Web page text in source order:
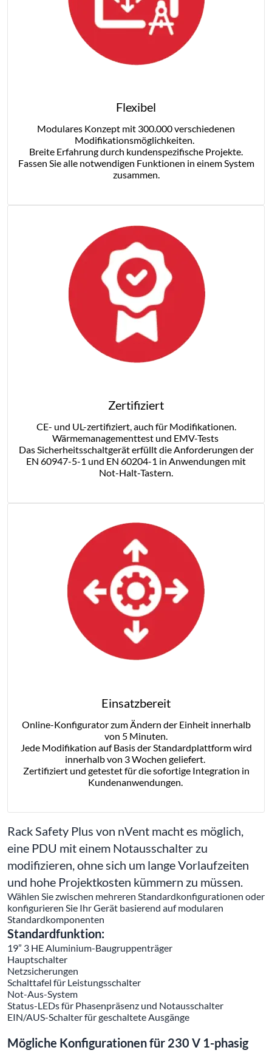
Flexibel
Modulares Konzept mit 300.000 verschiedenen
Modifikationsmöglichkeiten.
Breite Erfahrung durch kundenspezifische Projekte.
Fassen Sie alle notwendigen Funktionen in einem System
zusammen.
Zertifiziert
CE- und UL-zertifiziert, auch für Modifikationen.
Wärmemanagementtest und EMV-Tests
Das Sicherheitsschaltgerät erfüllt die Anforderungen der
EN 60947-5-1 und EN 60204-1 in Anwendungen mit
Not-Halt-Tastern.
Einsatzbereit
Online-Konfigurator zum Ändern der Einheit innerhalb
von 5 Minuten.
Jede Modifikation auf Basis der Standardplattform wird
innerhalb von 3 Wochen geliefert.
Zertifiziert und getestet für die sofortige Integration in
Kundenanwendungen.
Rack Safety Plus von nVent macht es möglich,
eine PDU mit einem Notausschalter zu
modifizieren, ohne sich um lange Vorlaufzeiten
und hohe Projektkosten kümmern zu müssen.
Wählen Sie zwischen mehreren Standardkonfigurationen oder
konfigurieren Sie Ihr Gerät basierend auf modularen
Standardkomponenten
Standardfunktion:
19” 3 HE Aluminium-Baugruppenträger
Hauptschalter
Netzsicherungen
Schalttafel für Leistungsschalter
Not-Aus-System
Status-LEDs für Phasenpräsenz und Notausschalter
EIN/AUS-Schalter für geschaltete Ausgänge
Mögliche Konfigurationen für 230 V 1-phasig